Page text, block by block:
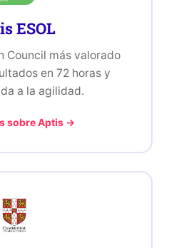
ESOL
Council más valorado
en 72 horas y
a la agilidad.
sobre Aptis →